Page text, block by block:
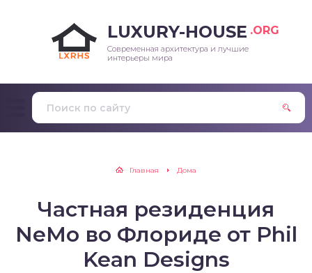
LUXURY-HOUSE .ORG
Современная архитектура и лучшие
интерьеры мира
Главная Дома
Частная резиденция
NeMo во Флориде от Phil
Kean Designs